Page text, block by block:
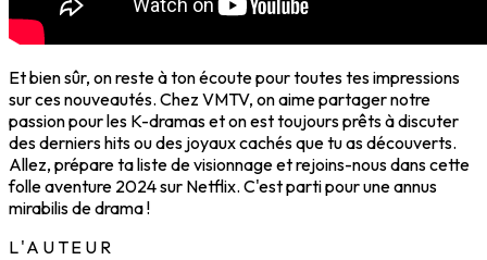
Et bien sûr, on reste à ton écoute pour toutes tes impressions
sur ces nouveautés. Chez VMTV, on aime partager notre
passion pour les K-dramas et on est toujours prêts à discuter
des derniers hits ou des joyaux cachés que tu as découverts.
Allez, prépare ta liste de visionnage et rejoins-nous dans cette
folle aventure 2024 sur Netflix. C'est parti pour une annus
mirabilis de drama !
L'AUTEUR